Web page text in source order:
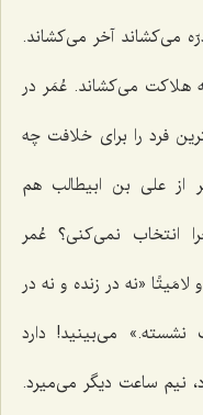
می‌كشاند آخر می‌كشاند.
هلاكت می‌كشاند. عُمَر در
فرد را برای خلافت چه
از علی بن ابیطالب هم
انتخاب نمی‌كنی؟ عُمر
لامَیتًا«نه در زنده و نه در
نشسته.» می‌بینید! دارد
نیم ساعت دیگر می‌میرد.